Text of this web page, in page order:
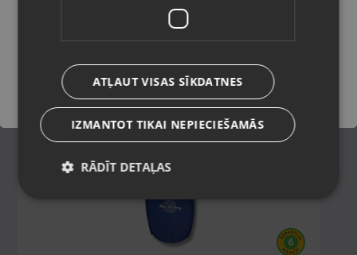
Stāvoklis Lietots (Garantija 6 mēneši)
€
Saglabāt
ATĻAUT VISAS SĪKDATNES
IZMANTOT TIKAI NEPIECIEŠAMĀS
RĀDĪT DETAĻAS